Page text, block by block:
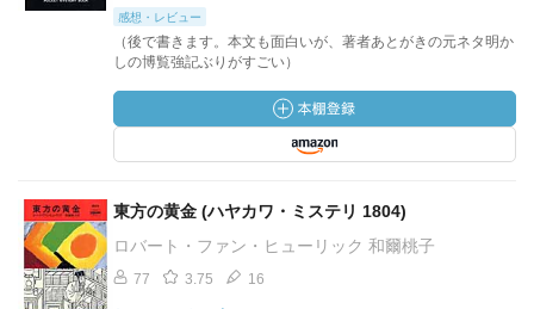
感想・レビュー
（後で書きます。本文も面白いが、著者あとがきの元ネタ明か
しの博覧強記ぶりがすごい）
東方の黄金 (ハヤカワ・ミステリ 1804)
ロバート・ファン・ヒューリック 和爾桃子
77 3.75 16